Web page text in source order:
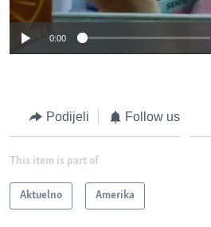
0:00
Podijeli Follow us
This item is part of
Aktuelno Amerika